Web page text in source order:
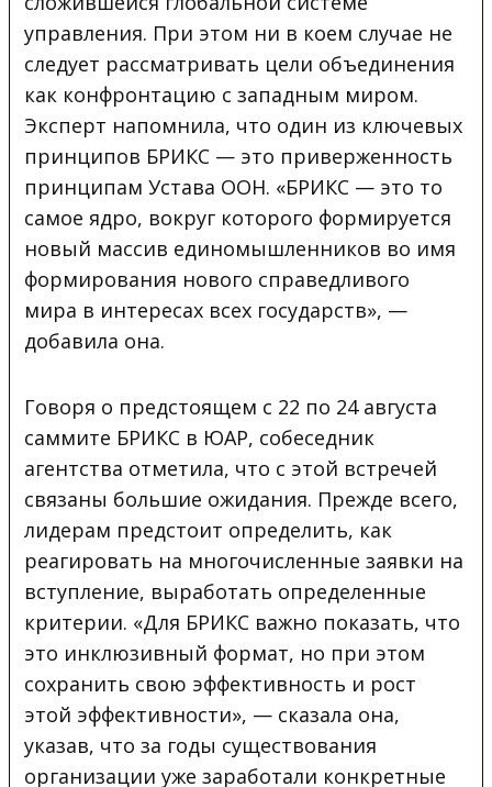
управления. При этом ни в коем случае не
следует рассматривать цели объединения
как конфронтацию с западным миром.
Эксперт напомнила, что один из ключевых
принципов БРИКС — это приверженность
принципам Устава ООН. «БРИКС — это то
самое ядро, вокруг которого формируется
новый массив единомышленников во имя
формирования нового справедливого
мира в интересах всех государств», —
добавила она.
Говоря о предстоящем с 22 по 24 августа
саммите БРИКС в ЮАР, собеседник
агентства отметила, что с этой встречей
связаны большие ожидания. Прежде всего,
лидерам предстоит определить, как
реагировать на многочисленные заявки на
вступление, выработать определенные
критерии. «Для БРИКС важно показать, что
это инклюзивный формат, но при этом
сохранить свою эффективность и рост
этой эффективности», — сказала она,
указав, что за годы существования
организации уже заработали конкретные